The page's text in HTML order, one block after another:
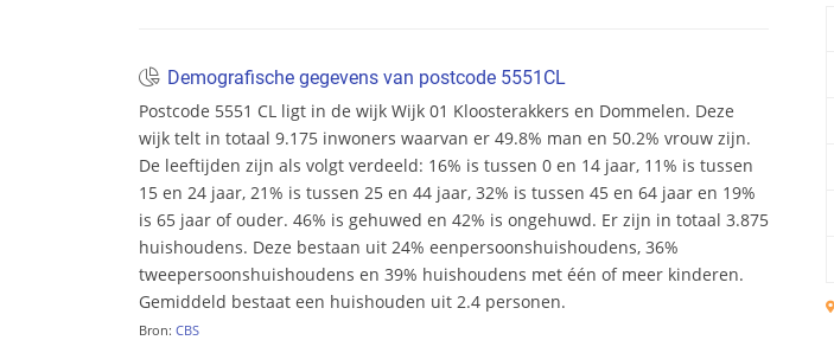
Demografische gegevens van postcode 5551CL
Postcode 5551 CL ligt in de wijk Wijk 01 Kloosterakkers en Dommelen. Deze
wijk telt in totaal 9.175 inwoners waarvan er 49.8% man en 50.2% vrouw zijn.
De leeftijden zijn als volgt verdeeld: 16% is tussen 0 en 14 jaar, 11% is tussen
15 en 24 jaar, 21% is tussen 25 en 44 jaar, 32% is tussen 45 en 64 jaar en 19%
is 65 jaar of ouder. 46% is gehuwed en 42% is ongehuwd. Er zijn in totaal 3.875
huishoudens. Deze bestaan uit 24% eenpersoonshuishoudens, 36%
tweepersoonshuishoudens en 39% huishoudens met één of meer kinderen.
Gemiddeld bestaat een huishouden uit 2.4 personen.
Bron: CBS